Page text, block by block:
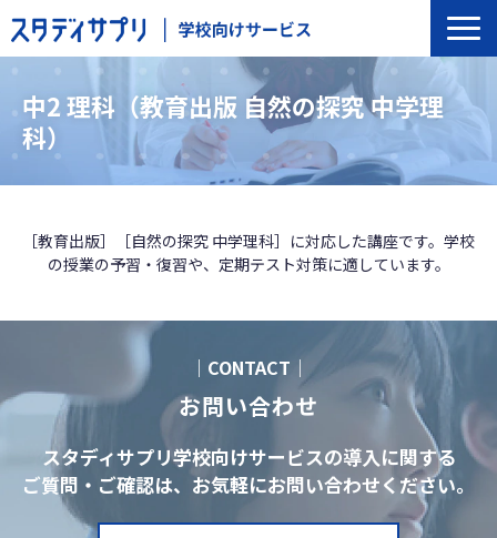
サービス一覧
選ばれる理由
導入の流れ
トップインタビュー
セミナー
よくあるご質問
中2 理科（教育出版 自然の探究 中学理
科）
［教育出版］［自然の探究 中学理科］に対応した講座です。学校
の授業の予習・復習や、定期テスト対策に適しています。
｜CONTACT｜
お問い合わせ
スタディサプリ学校向けサービスの導入に関する
ご質問・ご確認は、お気軽にお問い合わせください。